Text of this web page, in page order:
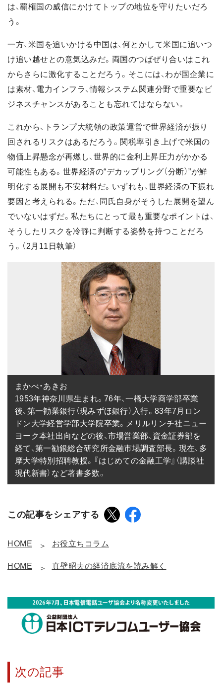
は、覇権国の威信にかけてトップの地位を守りたいだろ
う。
一方、米国を追いかける中国は、何とかして米国に追いつ
け追い越せとの意気込みだ。両国のつばぜり合いはこれ
からさらに激化することだろう。そこには、わが国企業に
は素材、電力インフラ、情報システム関連分野で重要なビ
ジネスチャンスがあることも忘れてはならない。
これから、トランプ大統領の政策運営で世界経済が振り
回されるリスクはあるだろう。関税率引き上げで米国の
物価上昇懸念が再燃し、世界的に金利上昇圧力がかかる
可能性もある。世界経済の“デカップリング（分断）”が鮮
明化する展開も不安材料だ。いずれも、世界経済の下振れ
要因と考えられる。ただ、同氏自身がそうした展開を望ん
でいないはずだ。私たちにとって最も重要なポイントは、
そうしたリスクを冷静に判断する姿勢を持つことだろ
う。（2月11日執筆）
まかべ・あきお
1953年神奈川県生まれ。76年、一橋大学商学部卒業
後、第一勧業銀行（現みずほ銀行）入行。83年7月ロン
ドン大学経営学部大学院卒業。メリルリンチ社ニュー
ヨーク本社出向などの後、市場営業部、資金証券部を
経て、第一勧銀総合研究所金融市場調査部長。現在、多
摩大学特別招聘教授。『はじめての金融工学』（講談社
現代新書）など著書多数。
この記事をシェアする
HOME お役立ちコラム
HOME 真壁昭夫の経済底流を読み解く
次の記事